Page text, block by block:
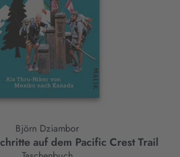
Björn Dziambor
auf dem Pacific Crest Trail